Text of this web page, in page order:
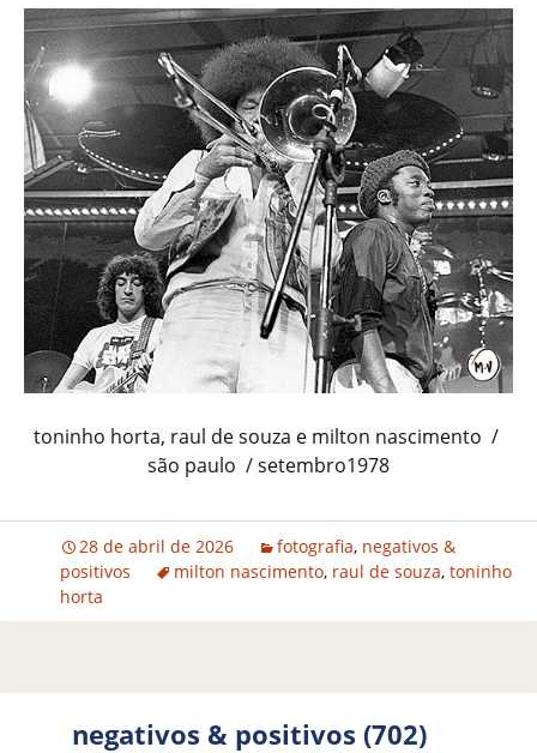
toninho horta, raul de souza e milton nascimento /
são paulo / setembro1978
28 de abril de 2026 fotografia, negativos &
positivos
milton nascimento, raul de souza, toninho
horta
negativos & positivos (702)